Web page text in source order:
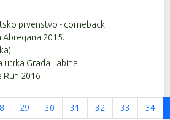
prvenstvo - comeback
Abregana 2015.
utrka Grada Labina
Run 2016
Stranica 35 od 37
29 30 31 32 33 34